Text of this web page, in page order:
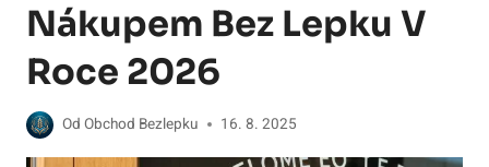
Nákupem Bez Lepku V
Roce 2026
Od Obchod Bezlepku 16. 8. 2025